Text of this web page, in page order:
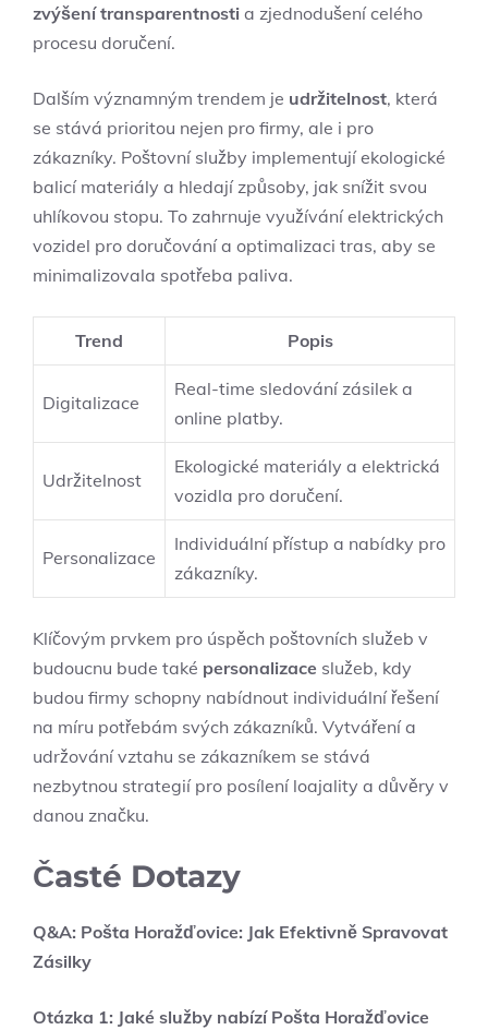
zvýšení transparentnosti a zjednodušení celého
procesu doručení.
Dalším významným trendem je udržitelnost, která
se stává prioritou nejen pro firmy, ale i pro
zákazníky. Poštovní služby implementují ekologické
balicí materiály a hledají způsoby, jak snížit svou
uhlíkovou stopu. To zahrnuje využívání elektrických
vozidel pro doručování a optimalizaci tras, aby se
minimalizovala spotřeba paliva.
Trend Popis
Digitalizace
Real-time sledování zásilek a
online platby.
Udržitelnost
Ekologické materiály a elektrická
vozidla pro doručení.
Personalizace
Individuální přístup a nabídky pro
zákazníky.
Klíčovým prvkem pro úspěch poštovních služeb v
budoucnu bude také personalizace služeb, kdy
budou firmy schopny nabídnout individuální řešení
na míru potřebám svých zákazníků. Vytváření a
udržování vztahu se zákazníkem se stává
nezbytnou strategií pro posílení loajality a důvěry v
danou značku.
Časté Dotazy
Q&A: Pošta Horažďovice: Jak Efektivně Spravovat
Zásilky
Otázka 1: Jaké služby nabízí Pošta Horažďovice